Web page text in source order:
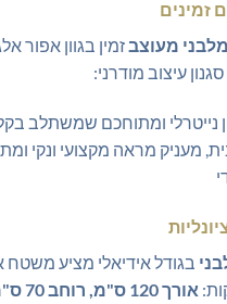
זמינים
מעוצבזמין בגוון אפור
עיצוב מודרני:
נייטרלי ומתוחכם שמשתלב
מעניק מראה מקצועי ונקי
אורך 120 ס"מ, רוחב 70 ס"מ וגובה 75 ס"מ